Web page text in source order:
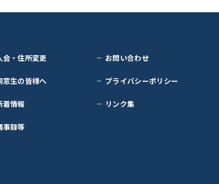
会・住所変更
窓生の皆様へ
着情報
事録等
お問い合わせ
プライバシーポリシー
リンク集